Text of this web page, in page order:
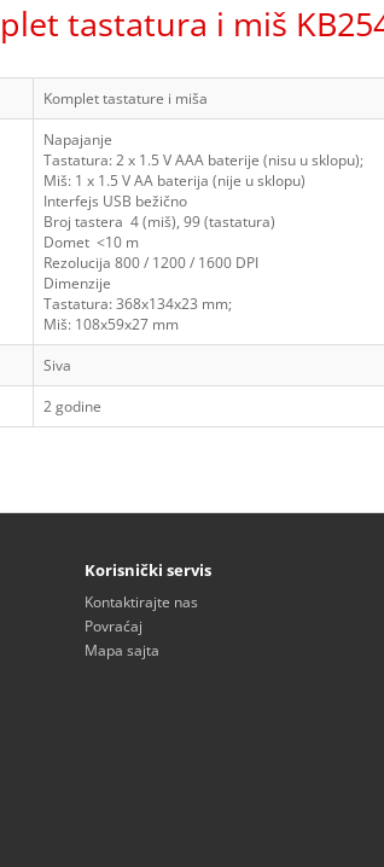
tastatura i miš
Komplet tastature i miša
Napajanje
Tastatura: 2 x 1.5 V AAA baterije (nisu u sklopu);
Miš: 1 x 1.5 V AA baterija (nije u sklopu)
Interfejs USB bežično
Broj tastera 4 (miš), 99 (tastatura)
Domet <10 m
Rezolucija 800 / 1200 / 1600 DPI
Dimenzije
Tastatura: 368x134x23 mm;
Miš: 108x59x27 mm
Siva
2 godine
Korisnički servis
Kontaktirajte nas
Povraćaj
Mapa sajta